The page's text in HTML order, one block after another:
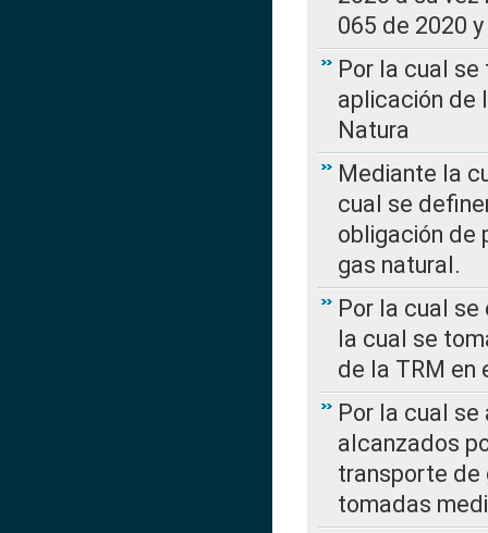
065 de 2020
Por la cual
aplicación de
Natura
Mediante la
cual se
obligación de
gas natural.
Por la cual se
la cual se
de la TRM en
Por la cual
alcanzados
transporte de
tomadas